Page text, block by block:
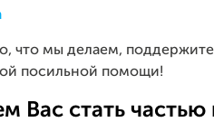
что мы делаем,
посильной помощи!
Вас стать частью